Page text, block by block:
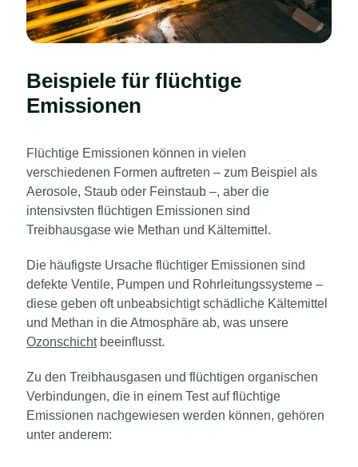
Beispiele für flüchtige
Emissionen
Flüchtige Emissionen können in vielen
verschiedenen Formen auftreten – zum Beispiel als
Aerosole, Staub oder Feinstaub –, aber die
intensivsten flüchtigen Emissionen sind
Treibhausgase wie Methan und Kältemittel.
Die häufigste Ursache flüchtiger Emissionen sind
defekte Ventile, Pumpen und Rohrleitungssysteme –
diese geben oft unbeabsichtigt schädliche Kältemittel
und Methan in die Atmosphäre ab, was unsere
Ozonschichtbeeinflusst.
Zu den Treibhausgasen und flüchtigen organischen
Verbindungen, die in einem Test auf flüchtige
Emissionen nachgewiesen werden können, gehören
unter anderem: